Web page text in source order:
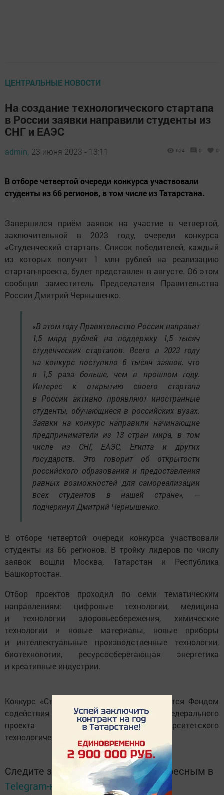
ЦЕНТРАЛЬНЫЕ НОВОСТИ
На создание технологического стартапа
в России заявки направили студенты из
СНГ и ЕАЭС
admin, 23 июня 2023 - 13:11 624 0 0
В отборе четвертой очереди конкурса участвовали
студенты из 66 регионов, в том числе из Татарстана.
Завершился приём заявок на участие в четвертой,
заключительной в 2023 году, очереди конкурса
«Студенческий стартап». Список победителей, каждый
из которых получит 1 млн рублей на реализацию
стартап-проекта, будет представлен в августе. Об этом
сообщил заместитель Председателя Правительства
России Дмитрий Чернышенко.
«В этом году Правительство России направит
1,5 млрд рублей на поддержку 1,5 тысяч
студенческих стартапов. Всего в 2023 году
на конкурс поступило 6 тысяч заявок, что
в 1,5 раза больше, чем в прошлом году.
Интерес к открытию своего стартапа
в России активно проявляют иностранные
студенты, обучающиеся в российских вузах.
Заявки на конкурс направили начинающие
предприниматели из 13 стран мира, в том
числе из СНГ, ЕАЭС, Египта и других
государств. Это говорит об открытости
российского образования и предоставления
равных возможностей для самореализации
всех студентов в нашей стране», —
подчеркнул Дмитрий Чернышенко.
В отборе четвертой очереди конкурса участвовали
студенты из 66 регионов. В тройку лидеров по числу
заявок вошли Москва, Татарстан и Республика
Башкортостан.
Отбор проектов проходил по семи тематическим
направлениям: цифровые технологии, медицина
и технологии здоровьесбережения, химические
технологии и новые материалы, новые приборы
и интеллектуальные производственные технологии,
биотехнологии, ресурсосберегающая энергетика
и креативные индустрии.
Конкурс «Студенческий стартап» проводится Фондом
содействия инновациям в рамках федерального
проекта «Платформа университетского
технологического предпринимательства».
Следите за самым важным и интересным в
Telegram-канале
Татмедиа